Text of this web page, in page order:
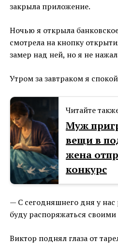
закрыла приложение.
Ночью я открыла
смотрела на кнопку
замер над ней, но я не
Утром за завтраком я
Читайте
Муж
вещи в
жена
конкурс
— С сегодняшнего дня у
буду распоряжаться
Виктор поднял глаза от